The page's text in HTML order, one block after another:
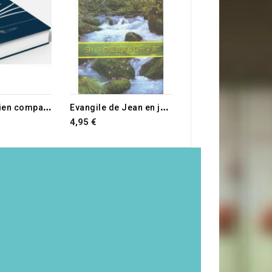
B
ible en italien compacte E
vangile de Jean en japonais
4,95 €